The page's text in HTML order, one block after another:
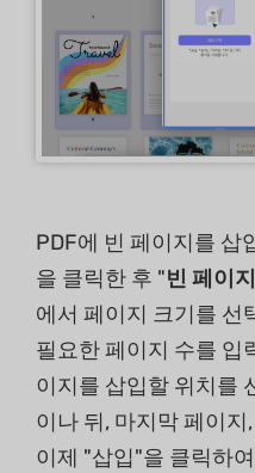
PDF에 빈 페이지를 삽
을 클릭한 후 "빈 페이지
에서 페이지 크기를 선
필요한 페이지 수를 입
이지를 삽입할 위치를
이나 뒤, 마지막 페이
이제 "삽입"을 클릭하